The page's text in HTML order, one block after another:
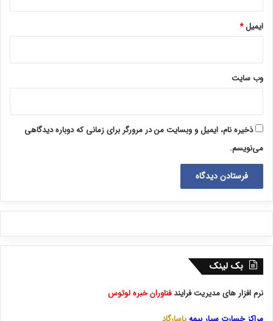
ایمیل*
وب‌ سایت
ذخیره نام، ایمیل و وبسایت من در مرورگر برای زمانی که دوباره دیدگاهی
می‌نویسم.
بک لینک
نرم افزار های مدیریت فرایندفناوران خبره لوتوس